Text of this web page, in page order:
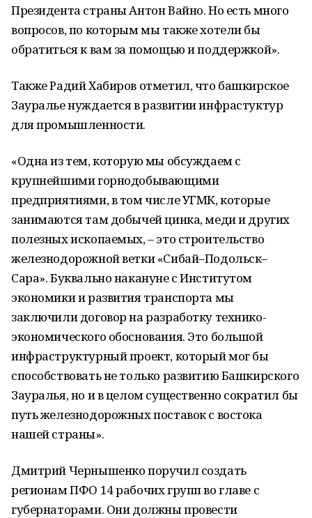
Президента страны Антон Вайно. Но есть много
вопросов, по которым мы также хотели бы
обратиться к вам за помощью и поддержкой».
Также Радий Хабиров отметил, что башкирское
Зауралье нуждается в развитии инфрастуктур
для промышленности.
«Одна из тем, которую мы обсуждаем с
крупнейшими горнодобывающими
предприятиями, в том числе УГМК, которые
занимаются там добычей цинка, меди и других
полезных ископаемых, – это строительство
железнодорожной ветки «Сибай–Подольск–
Сара». Буквально накануне с Институтом
экономики и развития транспорта мы
заключили договор на разработку технико-
экономического обоснования. Это большой
инфраструктурный проект, который мог бы
способствовать не только развитию Башкирского
Зауралья, но и в целом существенно сократил бы
путь железнодорожных поставок с востока
нашей страны».
Дмитрий Чернышенко поручил создать
регионам ПФО 14 рабочих групп во главе с
губернаторами. Они должны провести